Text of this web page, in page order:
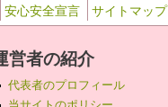
安心安全宣言 サイトマップ
営者の紹介
代表者のプロフィール